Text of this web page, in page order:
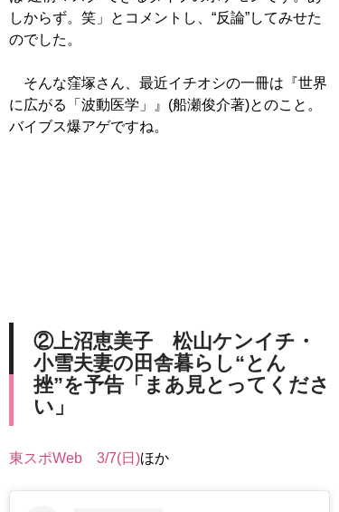
しからず。笑」とコメントし、“反論”してみせた
のでした。
そんな窪塚さん、最近イチオシの一冊は『世界
に広がる「波動医学」』(船瀬俊介著)とのこと。
バイブス爆アゲですね。
②上沼恵美子 松山ケンイチ・
小雪夫妻の田舎暮らし“とん
挫”を予告「まあ見とってくださ
い」
東スポWeb 3/7(日)ほか